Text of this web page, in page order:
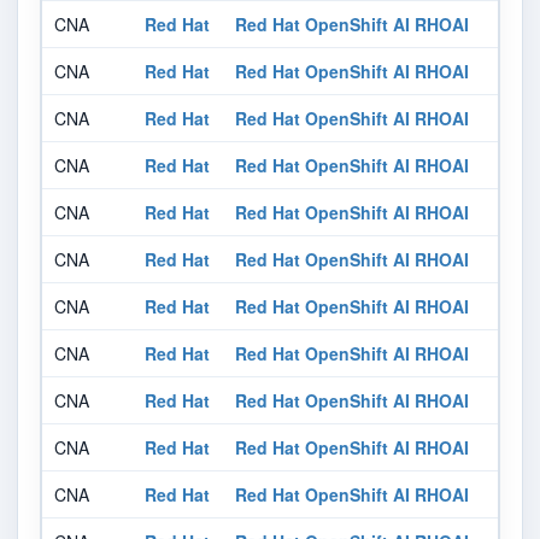
CNA
Red Hat
Red Hat OpenShift AI RHOAI
CNA
Red Hat
Red Hat OpenShift AI RHOAI
CNA
Red Hat
Red Hat OpenShift AI RHOAI
CNA
Red Hat
Red Hat OpenShift AI RHOAI
CNA
Red Hat
Red Hat OpenShift AI RHOAI
CNA
Red Hat
Red Hat OpenShift AI RHOAI
CNA
Red Hat
Red Hat OpenShift AI RHOAI
CNA
Red Hat
Red Hat OpenShift AI RHOAI
CNA
Red Hat
Red Hat OpenShift AI RHOAI
CNA
Red Hat
Red Hat OpenShift AI RHOAI
CNA
Red Hat
Red Hat OpenShift AI RHOAI